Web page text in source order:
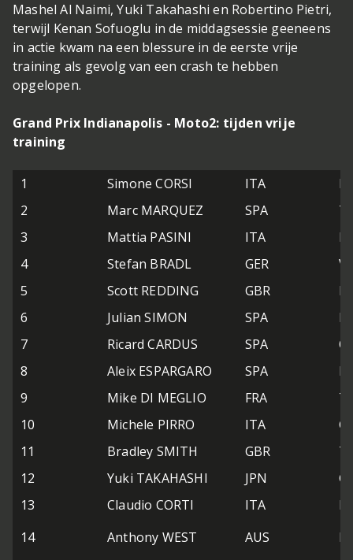
Mashel Al Naimi, Yuki Takahashi en Robertino Pietri,
terwijl Kenan Sofuoglu in de middagsessie geeneens
in actie kwam na een blessure in de eerste vrije
training als gevolg van een crash te hebben
opgelopen.
Grand Prix Indianapolis - Moto2: tijden vrije
training
1 Simone CORSI ITA
2
Marc MARQUEZ SPA
3
Mattia PASINI ITA
4
Stefan BRADL GER
5
Scott REDDING GBR
6
Julian SIMON SPA
7
Ricard CARDUS SPA
8
Aleix ESPARGARO SPA
9
Mike DI MEGLIO FRA
10
Michele PIRRO ITA
11
Bradley SMITH GBR
12
Yuki TAKAHASHI JPN
13
Claudio CORTI ITA
14
Anthony WEST AUS